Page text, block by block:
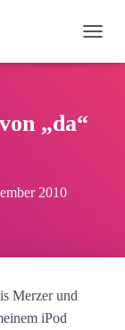
„da“
2010
Merzer und
iPod